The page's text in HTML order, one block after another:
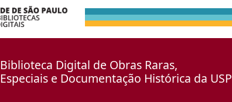
Biblioteca Digital de Obras Raras,
Especiais e Documentação Histórica da USP